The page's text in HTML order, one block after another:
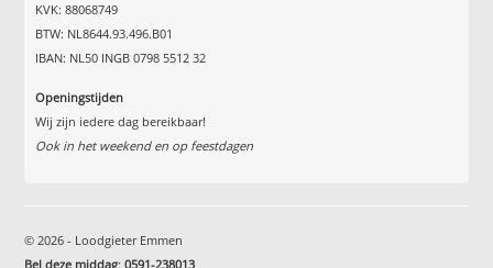
KVK: 88068749
BTW: NL8644.93.496.B01
IBAN: NL50 INGB 0798 5512 32
Openingstijden
Wij zijn iedere dag bereikbaar!
Ook in het weekend en op feestdagen
© 2026 - Loodgieter Emmen
Bel deze middag:0591-238013